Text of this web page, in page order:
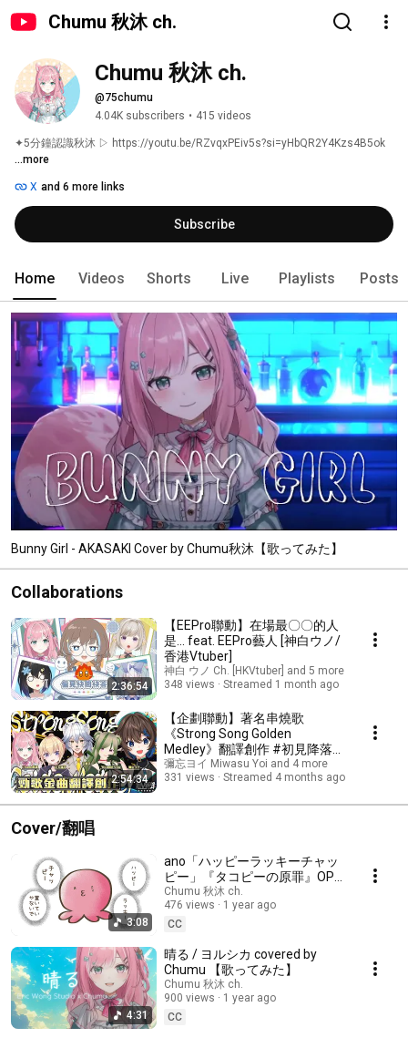
Chumu 秋沐 ch.
Chumu 秋沐 ch.
@75chumu
4.04K subscribers • 415 videos
✦5分鐘認識秋沐 ▷ https://youtu.be/RZvqxPEiv5s?si=yHbQR2Y4Kzs4B5ok
...more
X and 6 more links
Subscribe
Home Videos Shorts Live Playlists Posts
Bunny Girl - AKASAKI Cover by Chumu秋沐【歌ってみた】
Collaborations
2:36:54
【EEPro聯動】在場最〇〇的人
是... feat. EEPro藝人 [神白ウノ/
香港Vtuber]
神白 ウノ Ch. [HKVtuber] and 5 more
348 views
Streamed 1 month ago
2:54:34
【企劃聯動】著名串燒歌
《Strong Song Golden
Medley》翻譯創作 #初見降落大
歡迎【彌忘ヨイ｜HKVtuber】
彌忘ヨイ Miwasu Yoi and 4 more
331 views
Streamed 4 months ago
Cover/翻唱
3:08
ano「ハッピーラッキーチャッ
ピー」『タコピーの原罪』OP
covered by Chumu 【歌ってみ
た】
Chumu 秋沐 ch.
476 views
1 year ago
CC
4:31
晴る / ヨルシカ covered by
Chumu 【歌ってみた】
Chumu 秋沐 ch.
900 views
1 year ago
CC